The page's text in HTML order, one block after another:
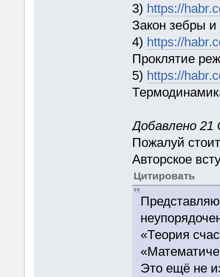
3) https://
Закон зебры
4) https://
Проклятие
5) https://
Добавлено 21
Пожалуй
Авторское
Цитировать
«Теория
Это ещё не